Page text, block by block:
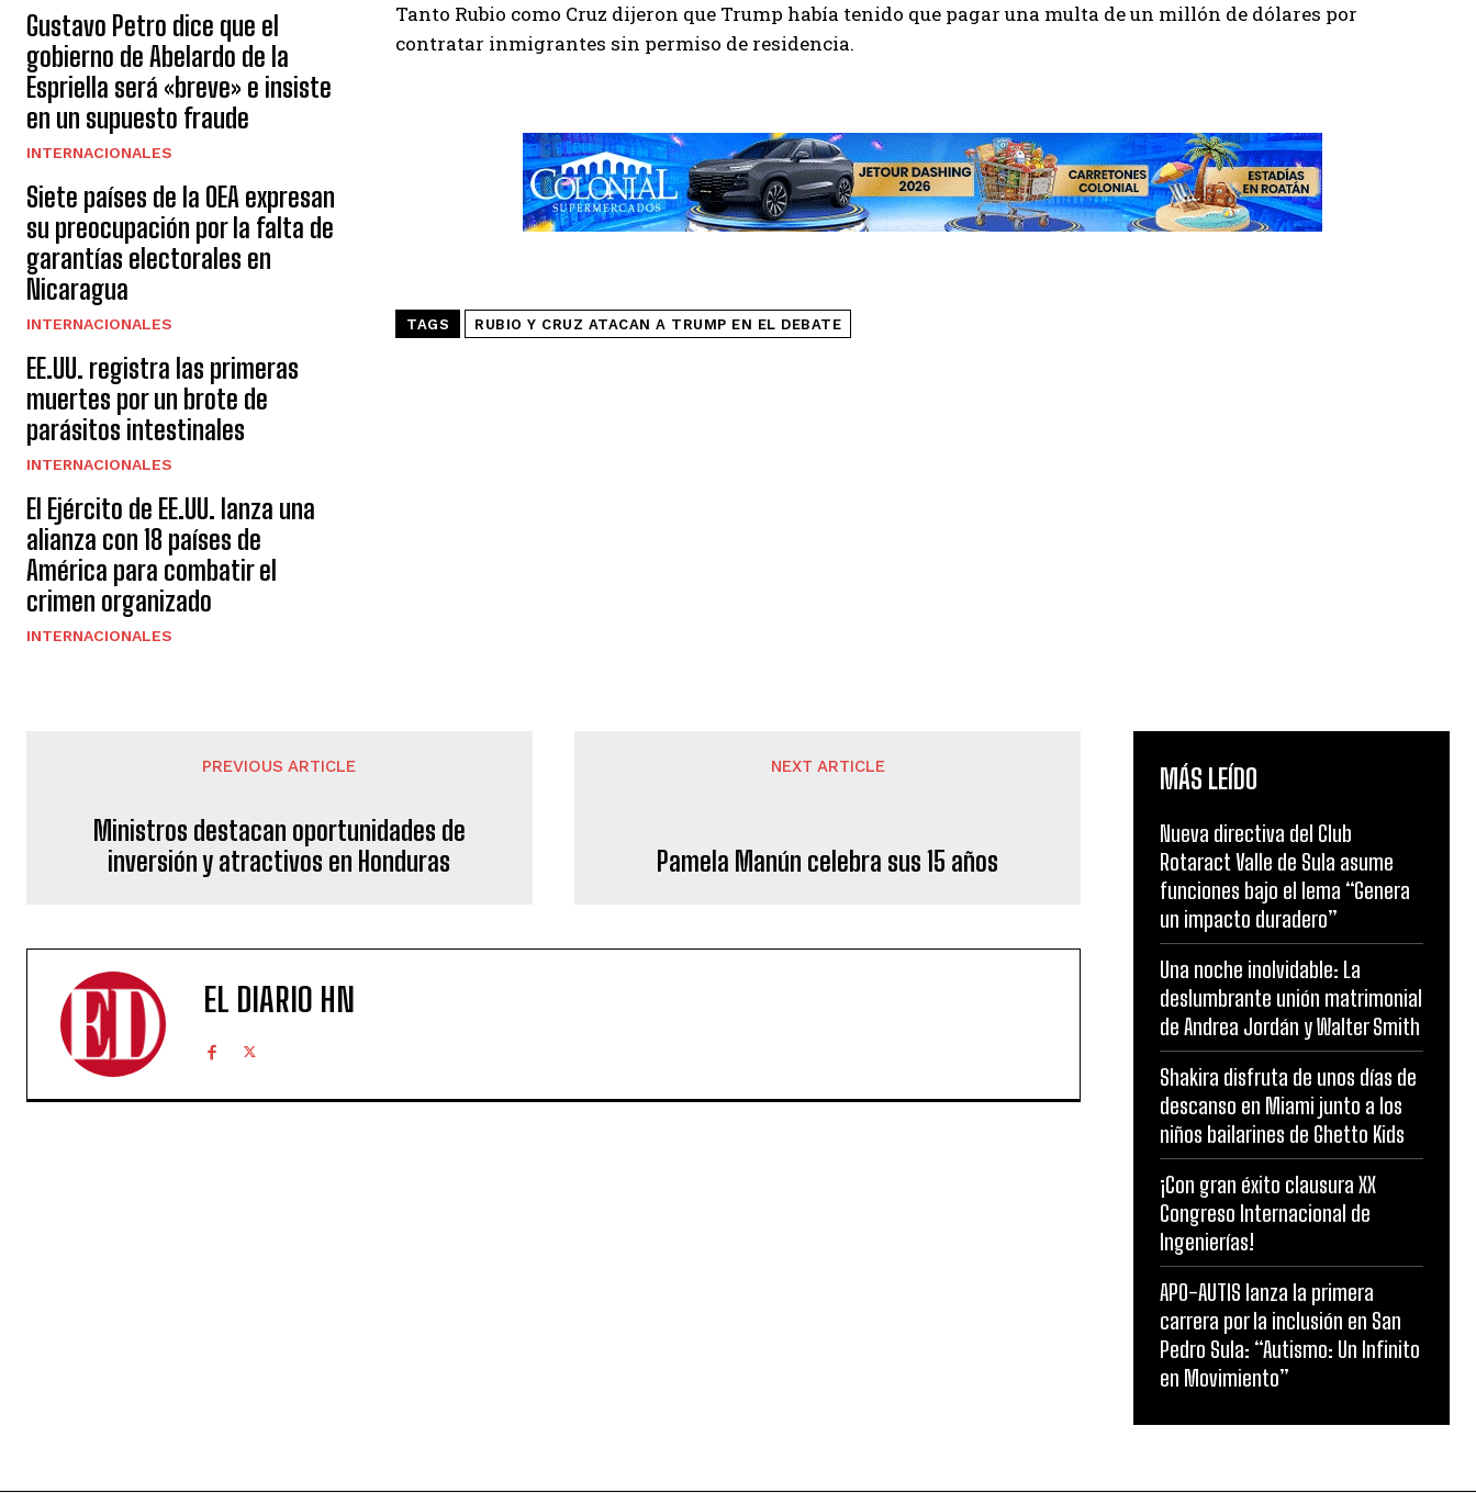
Gustavo Petro dice que el
gobierno de Abelardo de la
Espriella será «breve» e insiste
en un supuesto fraude
INTERNACIONALES
Siete países de la OEA expresan
su preocupación por la falta de
garantías electorales en
Nicaragua
INTERNACIONALES
EE.UU. registra las primeras
muertes por un brote de
parásitos intestinales
INTERNACIONALES
El Ejército de EE.UU. lanza una
alianza con 18 países de
América para combatir el
crimen organizado
INTERNACIONALES
Tanto Rubio como Cruz dijeron que Trump había tenido que pagar una multa de un millón de dólares por
contratar inmigrantes sin permiso de residencia.
TAGS RUBIO Y CRUZ ATACAN A TRUMP EN EL DEBATE
PREVIOUS ARTICLE
Ministros destacan oportunidades de
inversión y atractivos en Honduras
NEXT ARTICLE
Pamela Manún celebra sus 15 años
EL DIARIO HN
MÁS LEÍDO
Nueva directiva del Club
Rotaract Valle de Sula asume
funciones bajo el lema “Genera
un impacto duradero”
Una noche inolvidable: La
deslumbrante unión matrimonial
de Andrea Jordán y Walter Smith
Shakira disfruta de unos días de
descanso en Miami junto a los
niños bailarines de Ghetto Kids
¡Con gran éxito clausura XX
Congreso Internacional de
Ingenierías!
APO-AUTIS lanza la primera
carrera por la inclusión en San
Pedro Sula: “Autismo: Un Infinito
en Movimiento”